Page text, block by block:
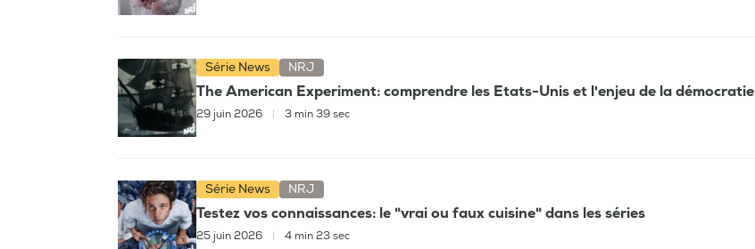
Série News NRJ
The American Experiment: comprendre les Etats-Unis et l'enjeu de la démocratie
29 juin 2026 3 min 39 sec
Série News NRJ
Testez vos connaissances: le "vrai ou faux cuisine" dans les séries
25 juin 2026 4 min 23 sec